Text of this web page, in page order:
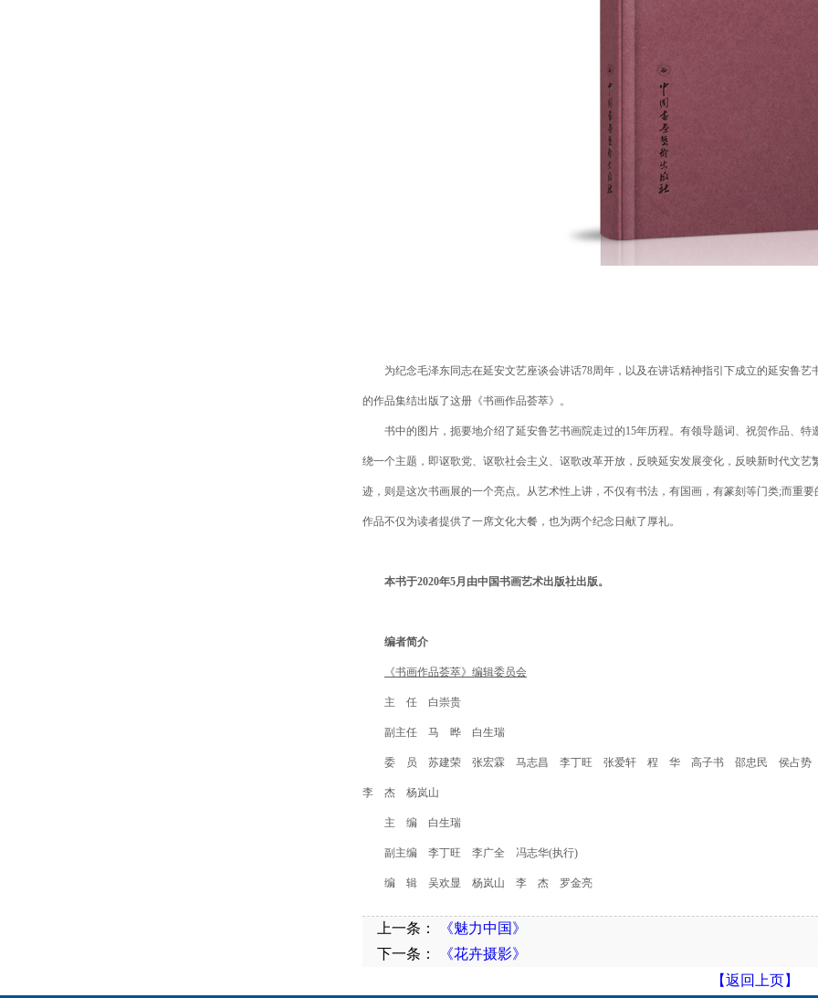
为纪念毛泽东同志在延安文艺座谈会讲话78周年，以及在讲话精神指引下成立的延安鲁
的作品集结出版了这册《书画作品荟萃》。
书中的图片，扼要地介绍了延安鲁艺书画院走过的15年历程。有领导题词、祝贺作品、
绕一个主题，即讴歌党、讴歌社会主义、讴歌改革开放，反映延安发展变化，反映新时代文
迹，则是这次书画展的一个亮点。从艺术性上讲，不仅有书法，有国画，有篆刻等门类;而重
作品不仅为读者提供了一席文化大餐，也为两个纪念日献了厚礼。
本书于2020年5月由中国书画艺术出版社出版。
编者简介
《书画作品荟萃》编辑委员会
主 任 白崇贵
副主任 马 晔 白生瑞
委 员 苏建荣 张宏霖 马志昌 李丁旺 张爱轩 程 华 高子书 邵忠民 侯占
李 杰 杨岚山
主 编 白生瑞
副主编 李丁旺 李广全 冯志华(执行)
编 辑 吴欢显 杨岚山 李 杰 罗金亮
上一条：
《魅力中国》
下一条：
《花卉摄影》
【返回上页】